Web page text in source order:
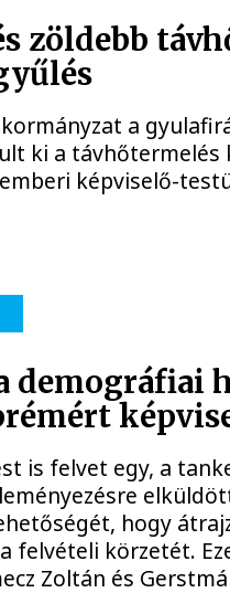
zöldebb
a
ki a távhőtermelés
képviselő-
demográfiai
is felvet egy, a
hogy
felvételi körzetét.
Zoltán és